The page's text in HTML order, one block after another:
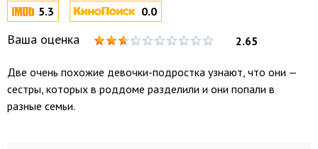
5.3 0.0
Ваша оценка 2.65
Две очень похожие девочки-подростка узнают, что они —
сестры, которых в роддоме разделили и они попали в
разные семьи.